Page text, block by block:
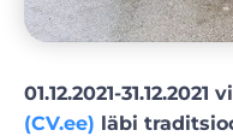
01.12.2021-31.12.2021
(CV.ee) läbi